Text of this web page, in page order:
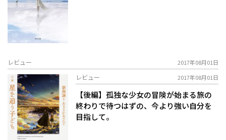
レビュー 2017年08月01日
レビュー 2017年08月01日
【後編】孤独な少女の冒険が始まる――旅の
終わりで待つはずの、今より強い自分を
目指して。